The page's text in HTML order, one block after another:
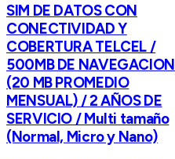
SIM DE DATOS CON
CONECTIVIDAD Y
COBERTURA TELCEL /
500MB DE NAVEGACION
(20 MB PROMEDIO
MENSUAL) / 2 AÑOS DE
SERVICIO / Multi tamaño
(Normal, Micro y Nano)